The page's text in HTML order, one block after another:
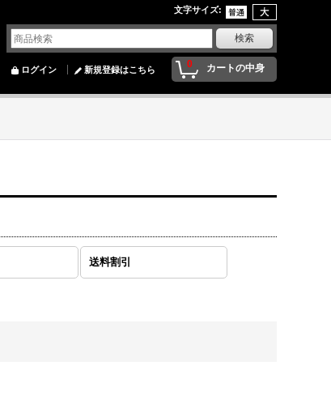
文字サイズ:
0 カートの中身
ログイン 新規登録はこちら
送料割引